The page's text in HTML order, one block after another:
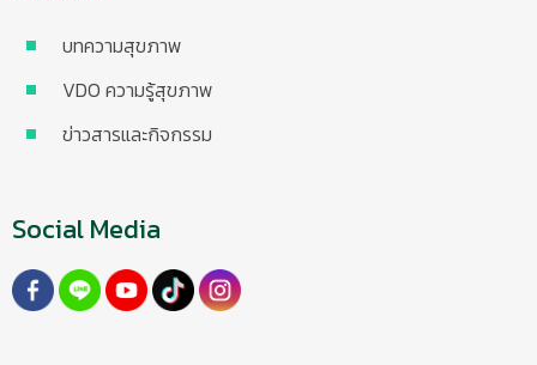
บทความสุขภาพ
VDO ความรู้สุขภาพ
ข่าวสารและกิจกรรม
Social Media